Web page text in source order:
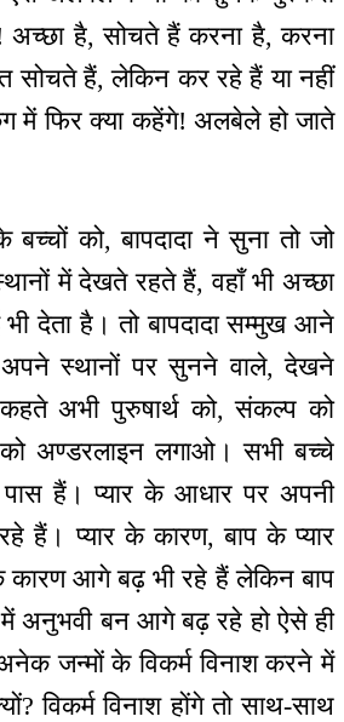
है, सोचते हैं करना है, करना
सोचते हैं, लेकिन कर रहे हैं या नहीं
में फिर क्या कहेंगे! अलबेले हो जाते
को, बापदादा ने सुना तो जो
में देखते रहते हैं, वहाँ भी अच्छा
भी देता है। तो बापदादा सम्मुख आने
स्थानों पर सुनने वाले, देखने
अभी पुरुषार्थ को, संकल्प को
अण्डरलाइन लगाओ। सभी बच्चे
पास हैं। प्यार के आधार पर अपनी
हैं। प्यार के कारण, बाप के प्यार
कारण आगे बढ़ भी रहे हैं लेकिन बाप
अनुभवी बन आगे बढ़ रहे हो ऐसे ही
जन्मों के विकर्म विनाश करने में
विकर्म विनाश होंगे तो साथ-साथ